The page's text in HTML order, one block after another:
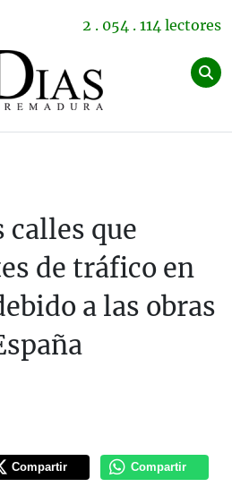
2 . 054 . 114 lectores
calles que
de tráfico en
a las obras
Compartir Compartir